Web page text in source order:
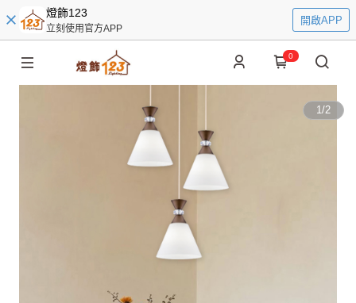
燈飾123
立刻使用官方APP
開啟APP
0
1/2